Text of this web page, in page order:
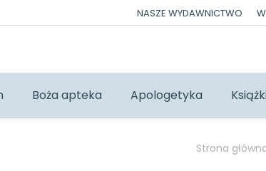
NASZE WYDAWNICTWO
Boża apteka Apologetyka
Jesteś tutaj:
Strona